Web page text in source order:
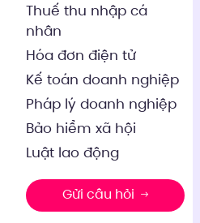
Thuế thu nhập cá
nhân
Hóa đơn điện tử
Kế toán doanh nghiệp
Pháp lý doanh nghiệp
Bảo hiểm xã hội
Luật lao động
Gửi câu hỏi